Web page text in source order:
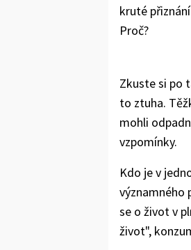
kruté
Proč?
Zkuste si po
to ztuha.
mohli
vzpomínky.
Kdo je v
významného
se o život v
život",